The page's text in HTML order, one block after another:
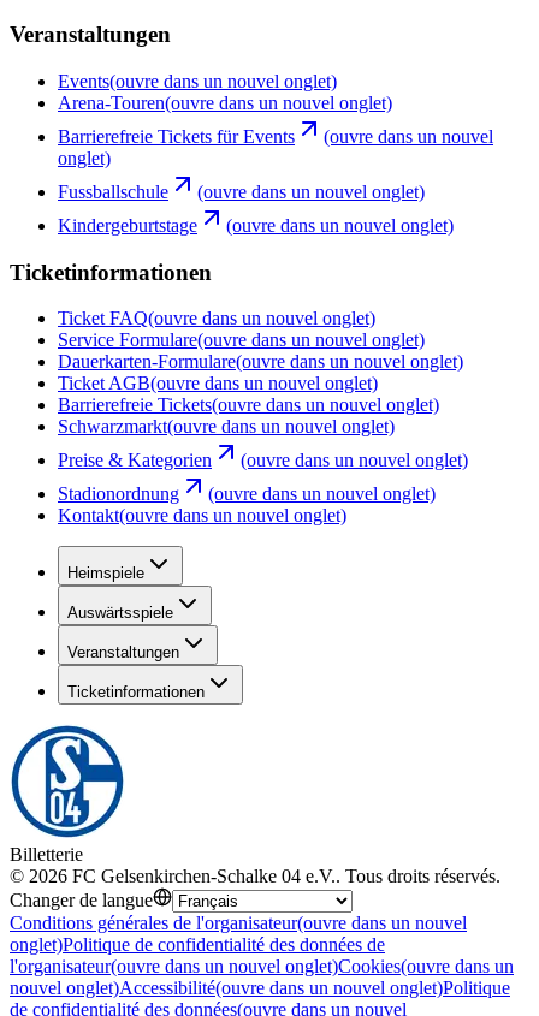
Veranstaltungen
Events(ouvre dans un nouvel onglet)
Arena-Touren(ouvre dans un nouvel onglet)
Barrierefreie Tickets für Events
(ouvre dans un nouvel
onglet)
Fussballschule
(ouvre dans un nouvel onglet)
Kindergeburtstage
(ouvre dans un nouvel onglet)
Ticketinformationen
Ticket FAQ(ouvre dans un nouvel onglet)
Service Formulare(ouvre dans un nouvel onglet)
Dauerkarten-Formulare(ouvre dans un nouvel onglet)
Ticket AGB(ouvre dans un nouvel onglet)
Barrierefreie Tickets(ouvre dans un nouvel onglet)
Schwarzmarkt(ouvre dans un nouvel onglet)
Preise & Kategorien
(ouvre dans un nouvel onglet)
Stadionordnung
(ouvre dans un nouvel onglet)
Kontakt(ouvre dans un nouvel onglet)
Heimspiele
Auswärtsspiele
Veranstaltungen
Ticketinformationen
Billetterie
© 2026 FC Gelsenkirchen-Schalke 04 e.V.. Tous droits réservés.
Changer de langue
Conditions générales de l'organisateur(ouvre dans un nouvel
onglet)Politique de confidentialité des données de
l'organisateur(ouvre dans un nouvel onglet)Cookies(ouvre dans un
nouvel onglet)Accessibilité(ouvre dans un nouvel onglet)Politique
de confidentialité des données(ouvre dans un nouvel